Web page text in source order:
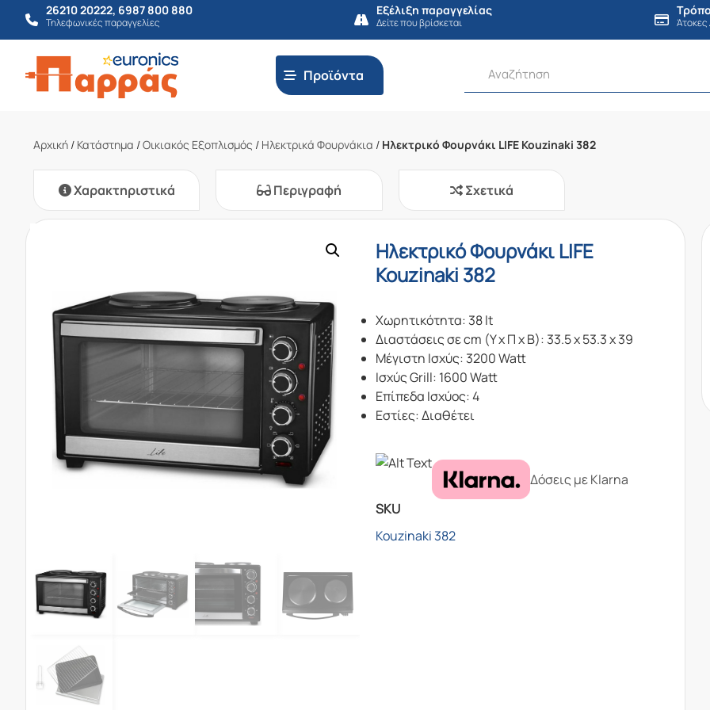
26210 20222, 6987 800 880
Τηλεφωνικές παραγγελίες
Εξέλιξη παραγγελίας
Δείτε που βρίσκεται Άτοκες
Προϊόντα
Αρχική / Κατάστημα /Οικιακός Εξοπλισμός / Ηλεκτρικά Φουρνάκια / Ηλεκτρικό Φουρνάκι LIFE Kouzinaki 382
Χαρακτηριστικά Περιγραφή Σχετικά
Ηλεκτρικό Φουρνάκι LIFE
Kouzinaki 382
Χωρητικότητα: 38 lt
Διαστάσεις σε cm (Υ x Π x Β): 33.5 x 53.3 x 39
Μέγιστη Ισχύς: 3200 Watt
Ισχύς Grill: 1600 Watt
Επίπεδα Ισχύος: 4
Εστίες: Διαθέτει
Δόσεις με Klarna
SKU
Kouzinaki 382